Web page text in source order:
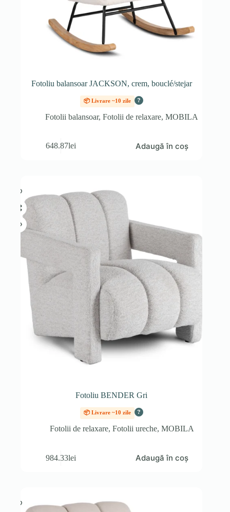
Fotoliu balansoar JACKSON, crem, bouclé/stejar
📦 Livrare ~10 zile ?
Fotolii balansoar,Fotolii de relaxare,MOBILA
648.87lei Adaugă în coș
Fotoliu BENDER Gri
📦 Livrare ~10 zile ?
Fotolii de relaxare, Fotolii ureche, MOBILA
984.33lei Adaugă în coș